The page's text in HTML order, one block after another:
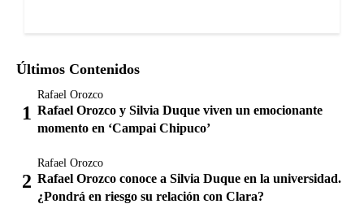
Últimos Contenidos
Rafael Orozco
Rafael Orozco y Silvia Duque viven un emocionante
momento en ‘Campai Chipuco’
Rafael Orozco
Rafael Orozco conoce a Silvia Duque en la universidad.
¿Pondrá en riesgo su relación con Clara?